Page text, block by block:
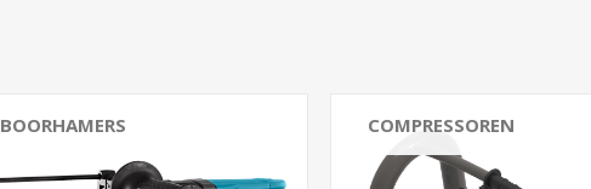
BOORHAMERS COMPRESSOREN